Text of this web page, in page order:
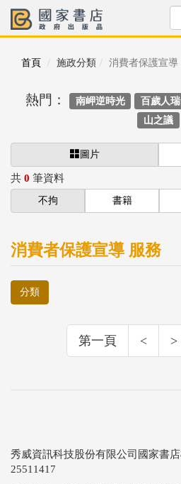
首頁 施政分類 消費者保護宣導
熱門： 南岬逆時光 百歲人
山之議
圖片
共 0 筆資料
不拘 書籍
消費者保護宣導 服務
分類
第一頁 < >
秀威資訊科技股份有限公司國家書
25511417